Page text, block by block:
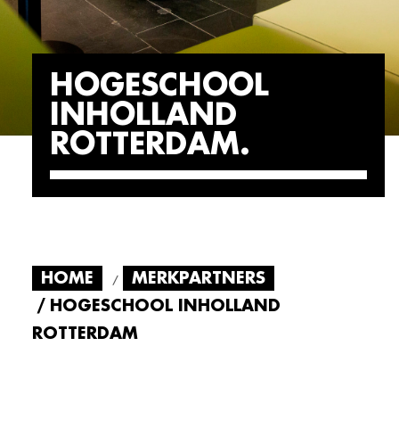
HOGESCHOOL
INHOLLAND
ROTTERDAM
HOME
MERKPARTNERS
HOGESCHOOL INHOLLAND
ROTTERDAM